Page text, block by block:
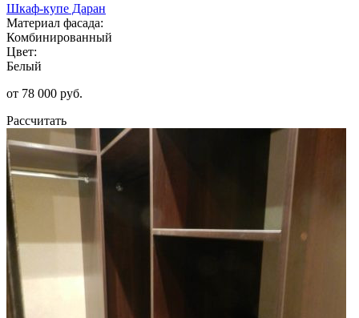
Шкаф-купе Даран
Материал фасада:
Комбинированный
Цвет:
Белый
от 78 000 руб.
Рассчитать